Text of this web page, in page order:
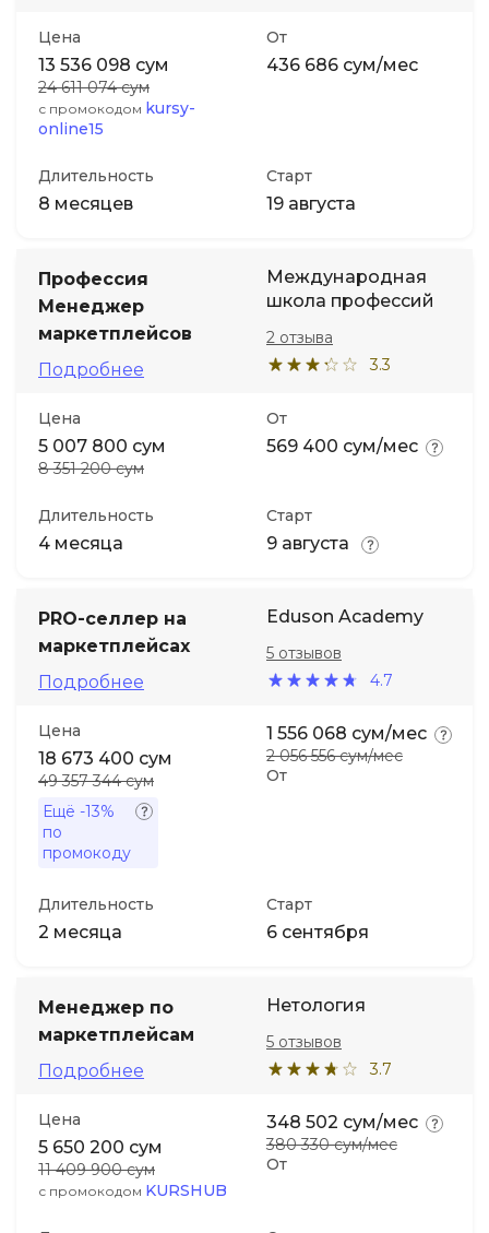
Цена
13 536 098 сум
24 611 074 сум
с промокодом kursy-
online15
От
436 686 сум/мес
Длительность
8 месяцев
Старт
19 августа
Профессия
Менеджер
маркетплейсов
Подробнее
Международная
школа профессий
3.3
2 отзыва
Цена
5 007 800 сум
8 351 200 сум
От
569 400 сум/мес
Длительность
4 месяца
Старт
9 августа
PRO-селлер на
маркетплейсах
Подробнее
Eduson Academy
4.7
5 отзывов
Цена
18 673 400 сум
49 357 344 сум
Ещё -13%
по
промокоду
От
1 556 068 сум/мес
2 056 556 сум/мес
Длительность
2 месяца
Старт
6 сентября
Менеджер по
маркетплейсам
Подробнее
Нетология
3.7
5 отзывов
Цена
5 650 200 сум
11 409 900 сум
с промокодом KURSHUB
От
348 502 сум/мес
380 330 сум/мес